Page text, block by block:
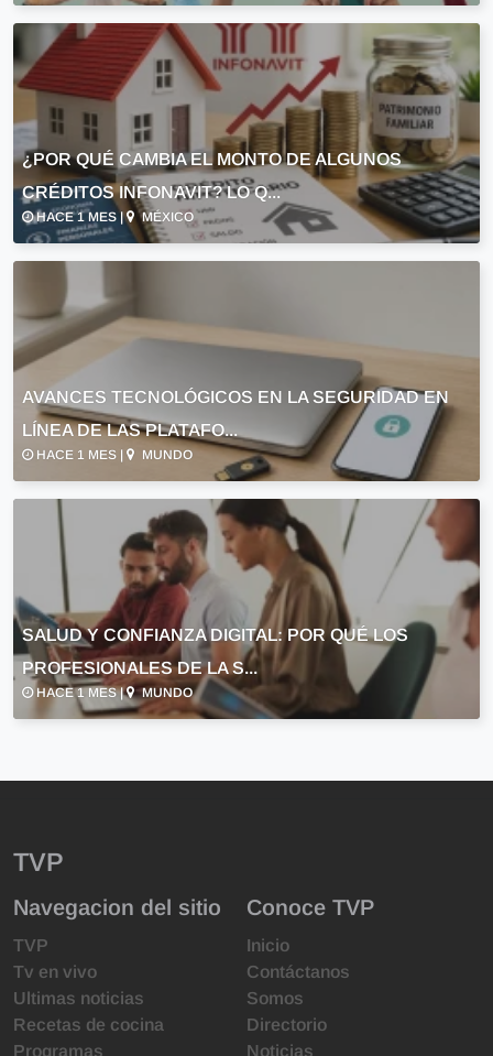
¿POR QUÉ CAMBIA EL MONTO DE ALGUNOS
CRÉDITOS INFONAVIT? LO Q...
HACE 1 MES | MÉXICO
AVANCES TECNOLÓGICOS EN LA SEGURIDAD EN
LÍNEA DE LAS PLATAFO...
HACE 1 MES | MUNDO
SALUD Y CONFIANZA DIGITAL: POR QUÉ LOS
PROFESIONALES DE LA S...
HACE 1 MES | MUNDO
TVP
Navegacion del sitio
TVP
Tv en vivo
Ultimas noticias
Recetas de cocina
Programas
Conoce TVP
Inicio
Contáctanos
Somos
Directorio
Noticias